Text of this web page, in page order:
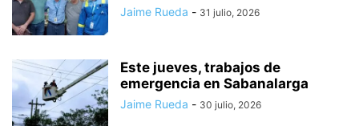
Jaime Rueda - 31 julio, 2026
Este jueves, trabajos de
emergencia en Sabanalarga
Jaime Rueda - 30 julio, 2026